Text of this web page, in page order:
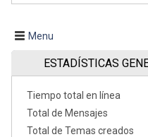
Menu
ESTADÍSTICAS
Tiempo total en línea
Total de Mensajes
Total de Temas creados